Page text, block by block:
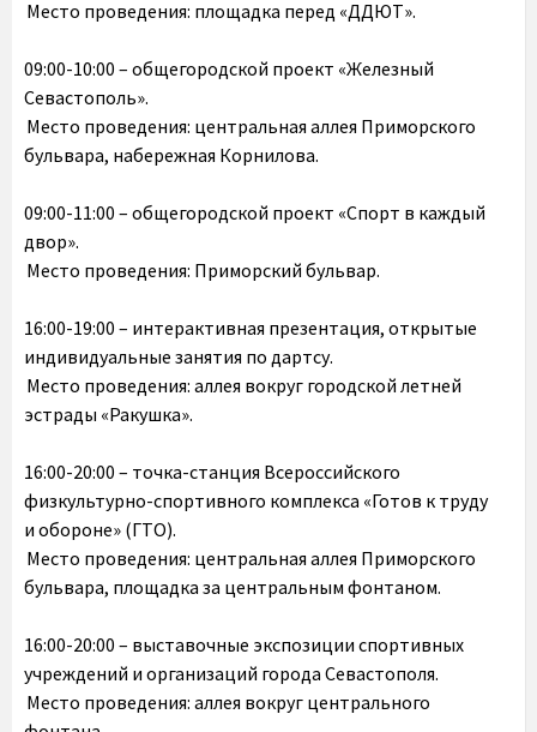
Место проведения: площадка перед «ДДЮТ».
09:00-10:00 – общегородской проект «Железный
Севастополь».
Место проведения: центральная аллея Приморского
бульвара, набережная Корнилова.
09:00-11:00 – общегородской проект «Спорт в каждый
двор».
Место проведения: Приморский бульвар.
16:00-19:00 – интерактивная презентация, открытые
индивидуальные занятия по дартсу.
Место проведения: аллея вокруг городской летней
эстрады «Ракушка».
16:00-20:00 – точка-станция Всероссийского
физкультурно-спортивного комплекса «Готов к труду
и обороне» (ГТО).
Место проведения: центральная аллея Приморского
бульвара, площадка за центральным фонтаном.
16:00-20:00 – выставочные экспозиции спортивных
учреждений и организаций города Севастополя.
Место проведения: аллея вокруг центрального